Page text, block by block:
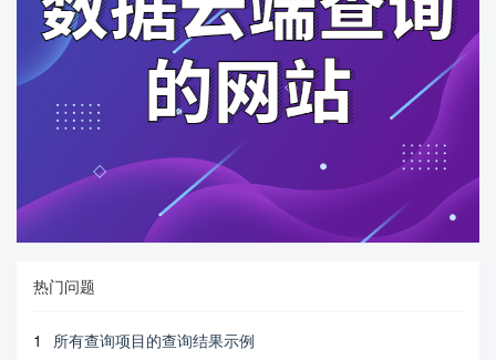
热门问题
1
所有查询项目的查询结果示例